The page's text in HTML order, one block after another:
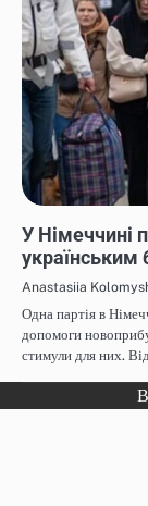
У Німеччині
українським
Anastasiia
Одна партія в
допомоги
стимули для них.